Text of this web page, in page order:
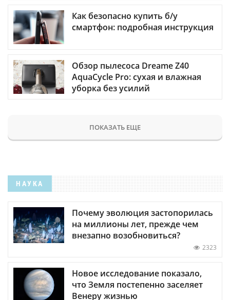
Как безопасно купить б/у
смартфон: подробная инструкция
Обзор пылесоса Dreame Z40
AquaCycle Pro: сухая и влажная
уборка без усилий
ПОКАЗАТЬ ЕЩЕ
НАУКА
Почему эволюция застопорилась
на миллионы лет, прежде чем
внезапно возобновиться?
2323
Новое исследование показало,
что Земля постепенно заселяет
Венеру жизнью